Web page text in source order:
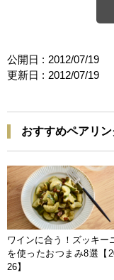
公開日 : 2012/07/19
更新日 : 2012/07/19
おすすめペアリ
ワインに合う！ズッキー
を使ったおつまみ8選【
26】